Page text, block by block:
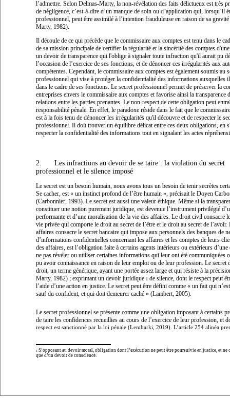
l’admettre. Selon Delmas-Marty, la non-révélation des faits délictueux est très
de négligence, c’est-à-dire d’un manque de soin ou d’application qui, lorsqu’il
professionnel, peut être assimilé à l’intention frauduleuse en raison de sa
Marty, 1982).
Il découle de ce qui précède que le commissaire aux comptes est tenu dans le
de sa mission principale de certifier la régularité et la sincérité des comptes
un devoir de transparence qui l'oblige à signaler toute infraction qu'il aurait pu
l’occasion de l’exercice de ses fonctions, et de dénoncer ces irrégularités aux
compétentes. Cependant, le commissaire aux comptes est également soumis au
professionnel qui vise à protéger la confidentialité des informations auxquelles il
dans le cadre de ses fonctions. Le secret professionnel permet de préserver la
entreprises envers le commissaire aux comptes et favorise ainsi la transparence
relations entre les parties prenantes. Le non-respect de cette obligation peut
responsabilité pénale. En effet, le paradoxe réside dans le fait que le
est à la fois tenu de dénoncer les irrégularités qu'il découvre et de respecter le
professionnel. Il doit trouver un équilibre délicat entre ces deux obligations, en
respecter la confidentialité des informations tout en signalant les actes
Les infractions au devoir de se taire : la violation du secret
2.
professionnel et le silence imposé
Le secret est un besoin humain, nous avons tous un besoin de tenir secrètes
Se cacher, est « un instinct profond de l’être humain », précisait le Doyen
(Carbonnier, 1993). Le secret est aussi une valeur éthique. Même si la
constituer une notion purement juridique, est devenue l’instrument privilégié
performante et d’une moralisation de la vie des affaires. Le droit civil consacre
vie privée qui comporte le droit au secret de l’être et le droit au secret de l’avoir.
affaires consacre le secret bancaire qui impose aux personnels des banques de
d’informations confidentielles concernant les affaires et les comptes de leurs
des affaires, est l’obligation faite à certains agents intérieurs ou extérieurs d’une
ne pas révéler ou utiliser certaines informations qui leur ont été communiquées
pu avoir connaissance en raison de leur emploi ou de leur profession. Le secret
droit, un terme générique, ayant une portée assez large et qui résiste à la
Marty, 1982) ; exprimant un devoir juridique 1 de silence, dont le respect peut
l’aide d’une action en justice. Le secret peut être défini comme « un fait qui
sauf du confident, et qui doit demeurer caché » (Lambert, 2005).
Le secret professionnel se présente comme une obligation imposant à certains
de taire les confidences recueillies au cours de l’exercice de leur profession, et
respect est sanctionné par la loi pénale (Lembarki, 2019). L’article 254 alinéa
1 S’opposant au devoir moral, obligation dont l’exécution ne peut être poursuivie en justice, et ne
que d’un devoir de conscience.